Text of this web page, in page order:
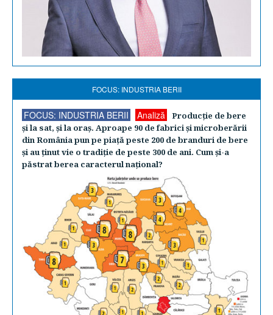
FOCUS: INDUSTRIA BERII
FOCUS: INDUSTRIA BERII Analiză
Producţie de bere
şi la sat, şi la oraş. Aproape 90 de fabrici şi microberării
din România pun pe piaţă peste 200 de branduri de bere
şi au ţinut vie o tradiţie de peste 300 de ani. Cum şi-a
păstrat berea caracterul naţional?